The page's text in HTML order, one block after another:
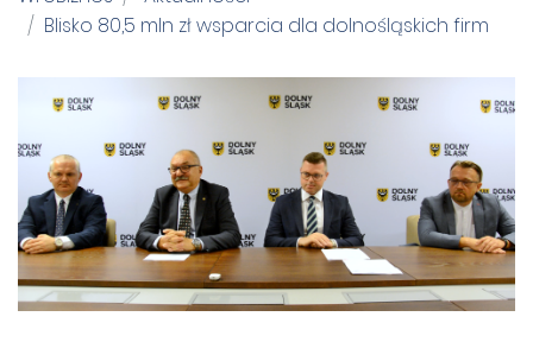
Blisko 80,5 mln zł wsparcia dla dolnośląskich firm